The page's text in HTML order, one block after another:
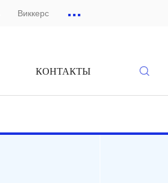
Виккерс ...
КОНТАКТЫ